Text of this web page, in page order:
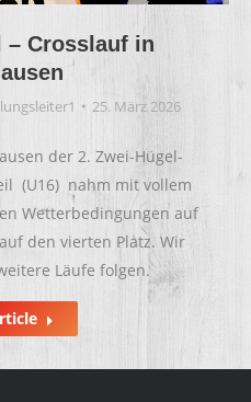
– Crosslauf in
25. März 2026
der 2. Zwei-Hügel-
(U16) nahm mit vollem
Wetterbedingungen auf
den vierten Platz. Wir
Läufe folgen.